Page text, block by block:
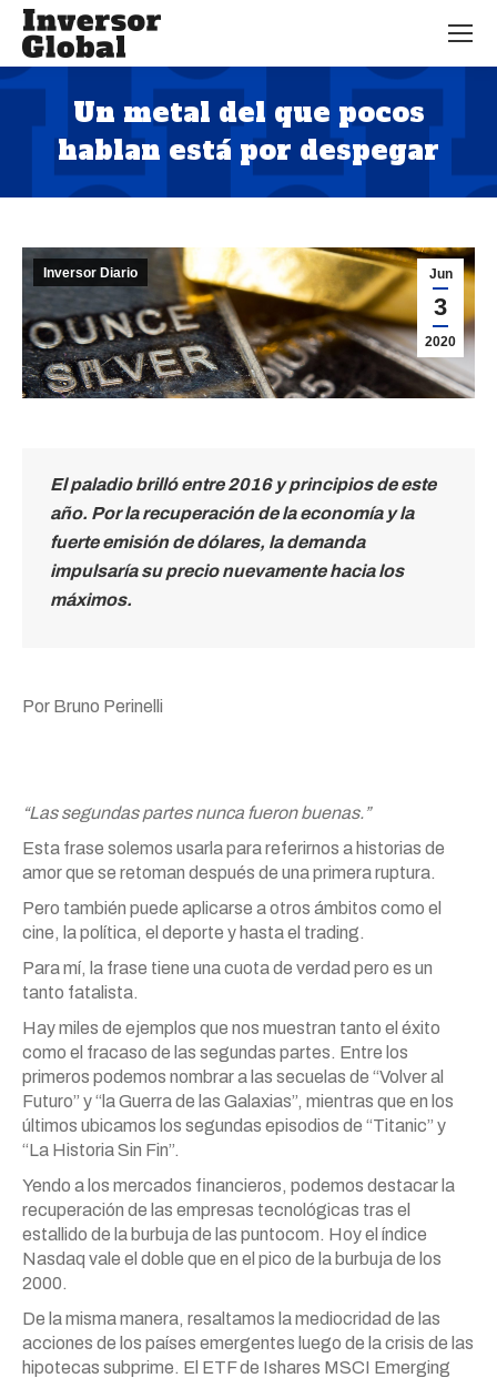
Un metal del que pocos
hablan está por despegar
Estás aquí:
Jun
3
2020
Inversor Diario
El paladio brilló entre 2016 y principios de este
año. Por la recuperación de la economía y la
fuerte emisión de dólares, la demanda
impulsaría su precio nuevamente hacia los
máximos.
Por Bruno Perinelli
“Las segundas partes nunca fueron buenas.”
Esta frase solemos usarla para referirnos a historias de
amor que se retoman después de una primera ruptura.
Pero también puede aplicarse a otros ámbitos como el
cine, la política, el deporte y hasta el trading.
Para mí, la frase tiene una cuota de verdad pero es un
tanto fatalista.
Hay miles de ejemplos que nos muestran tanto el éxito
como el fracaso de las segundas partes. Entre los
primeros podemos nombrar a las secuelas de “Volver al
Futuro” y “la Guerra de las Galaxias”, mientras que en los
últimos ubicamos los segundas episodios de “Titanic” y
“La Historia Sin Fin”.
Yendo a los mercados financieros, podemos destacar la
recuperación de las empresas tecnológicas tras el
estallido de la burbuja de las puntocom. Hoy el índice
Nasdaq vale el doble que en el pico de la burbuja de los
2000.
De la misma manera, resaltamos la mediocridad de las
acciones de los países emergentes luego de la crisis de las
hipotecas subprime. El ETF de Ishares MSCI Emerging